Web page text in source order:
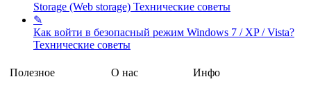
Storage (Web storage) Технические советы
✎
Как войти в безопасный режим Windows 7 / XP / Vista?
Технические советы
Полезное
О нас
Инфо